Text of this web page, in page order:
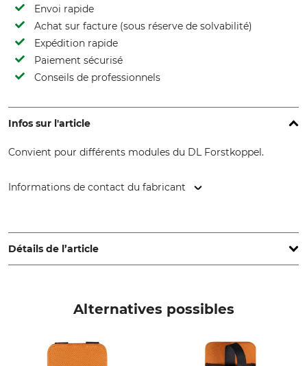
Envoi rapide
Achat sur facture (sous réserve de solvabilité)
Expédition rapide
Paiement sécurisé
Conseils de professionnels
Infos sur l'article
Convient pour différents modules du DL Forstkoppel.
Informations de contact du fabricant
www.dl-forstservice.de
Détails de l’article
Alternatives possibles